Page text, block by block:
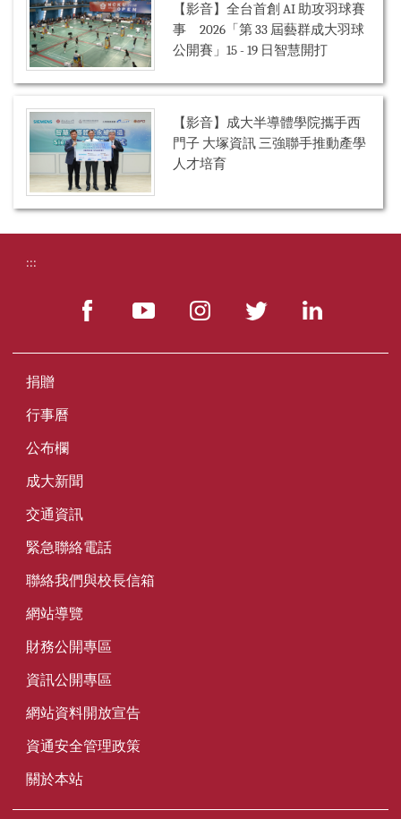
【影音】全台首創 AI 助攻羽球賽
事 2026「第 33 屆藝群成大羽球
公開賽」15 - 19 日智慧開打
【影音】成大半導體學院攜手西
門子 大塚資訊 三強聯手推動產學
人才培育
:::
捐贈
行事曆
公布欄
成大新聞
交通資訊
緊急聯絡電話
聯絡我們與校長信箱
網站導覽
財務公開專區
資訊公開專區
網站資料開放宣告
資通安全管理政策
關於本站